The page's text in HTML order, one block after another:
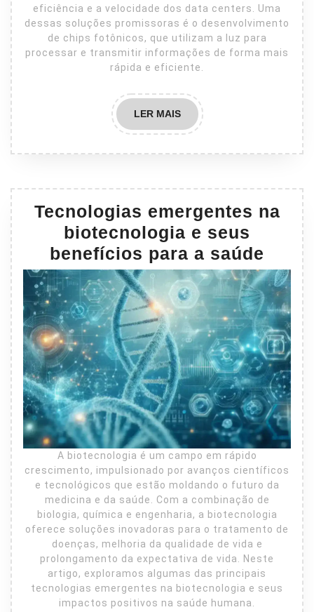
eficiência e a velocidade dos data centers. Uma
dessas soluções promissoras é o desenvolvimento
de chips fotônicos, que utilizam a luz para
processar e transmitir informações de forma mais
rápida e eficiente.
LER MAISLER
MAIS
Tecnologias emergentes na
biotecnologia e seus
benefícios para a saúde
A biotecnologia é um campo em rápido
crescimento, impulsionado por avanços científicos
e tecnológicos que estão moldando o futuro da
medicina e da saúde. Com a combinação de
biologia, química e engenharia, a biotecnologia
oferece soluções inovadoras para o tratamento de
doenças, melhoria da qualidade de vida e
prolongamento da expectativa de vida. Neste
artigo, exploramos algumas das principais
tecnologias emergentes na biotecnologia e seus
impactos positivos na saúde humana.